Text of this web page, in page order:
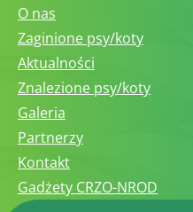
O nas
Zaginione psy/koty
Aktualności
Znalezione psy/koty
Galeria
Partnerzy
Kontakt
Gadżety CRZO-NROD